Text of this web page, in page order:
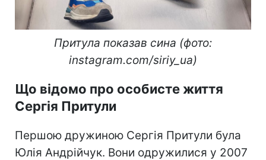
Притула показав сина (фото:
instagram.com/siriy_ua)
Що відомо про особисте життя
Сергія Притули
Першою дружиною Сергія Притули була
Юлія Андрійчук. Вони одружилися у 2007